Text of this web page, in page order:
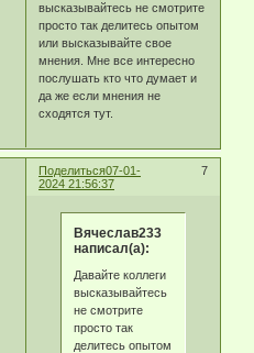
высказывайтесь не смотрите
просто так делитесь опытом
или высказывайте свое
мнения. Мне все интересно
послушать кто что думает и
да же если мнения не
сходятся тут.
Поделиться 7
07-01-
2024 21:56:37
Вячеслав233
написал(а):
Давайте коллеги
высказывайтесь
не смотрите
просто так
делитесь опытом